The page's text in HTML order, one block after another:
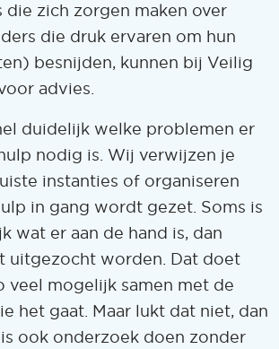
die zich zorgen maken over
die druk ervaren om hun
besnijden, kunnen bij Veilig
advies.
duidelijk welke problemen er
nodig is. Wij verwijzen je
instanties of organiseren
in gang wordt gezet. Soms is
wat er aan de hand is, dan
uitgezocht worden. Dat doet
veel mogelijk samen met de
het gaat. Maar lukt dat niet, dan
ook onderzoek doen zonder